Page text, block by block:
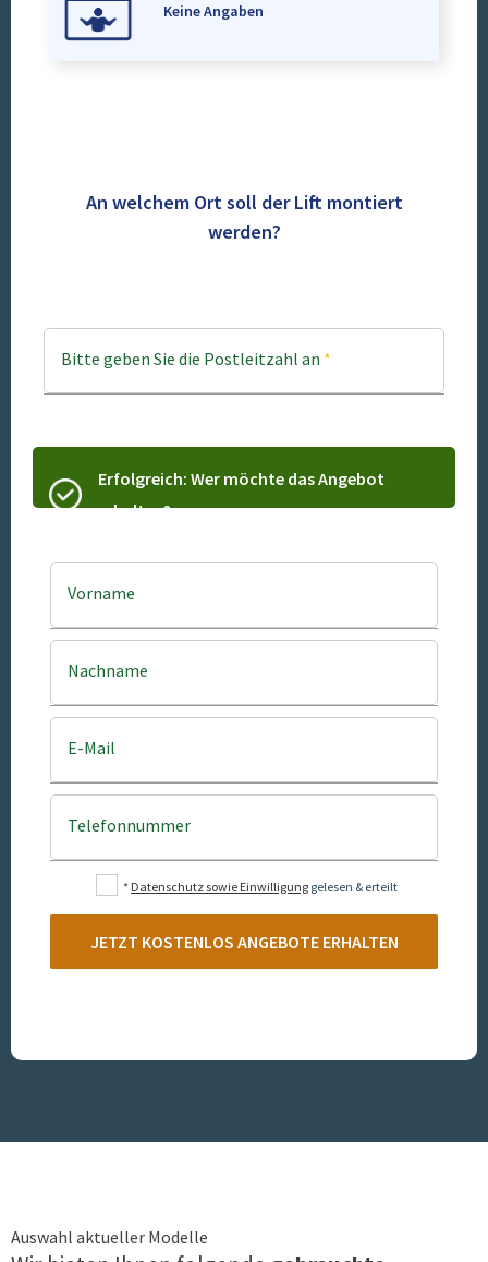
Keine Angaben
An welchem Ort soll der Lift montiert
werden?
Bitte geben Sie die Postleitzahl an *
Erfolgreich: Wer möchte das Angebot
erhalten?
Vorname
Nachname
E-Mail
Telefonnummer
* Datenschutz sowie Einwilligung gelesen & erteilt
JETZT KOSTENLOS ANGEBOTE ERHALTEN
Auswahl aktueller Modelle